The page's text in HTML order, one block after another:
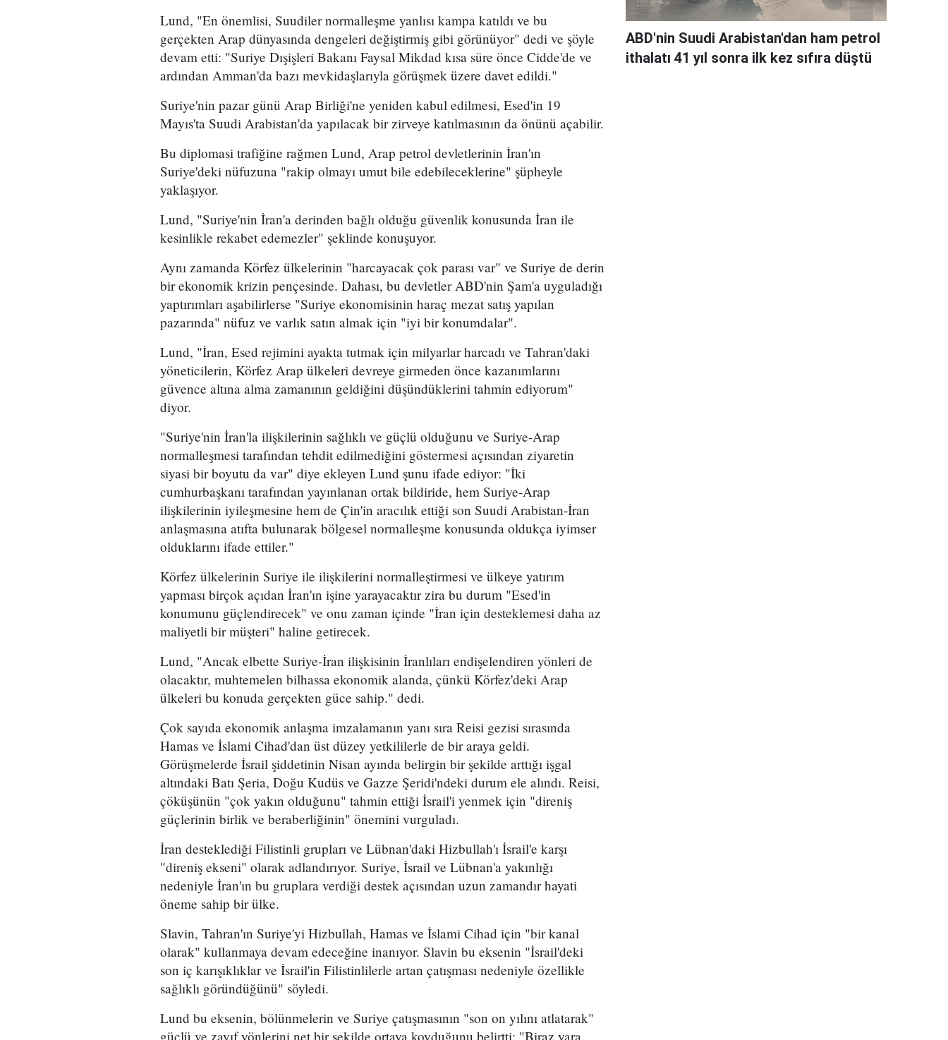
Lund, "En önemlisi, Suudiler normalleşme yanlısı kampa katıldı ve bu
gerçekten Arap dünyasında dengeleri değiştirmiş gibi görünüyor" dedi ve şöyle
devam etti: "Suriye Dışişleri Bakanı Faysal Mikdad kısa süre önce Cidde'de ve
ardından Amman'da bazı mevkidaşlarıyla görüşmek üzere davet edildi."
Suriye'nin pazar günü Arap Birliği'ne yeniden kabul edilmesi, Esed'in 19
Mayıs'ta Suudi Arabistan'da yapılacak bir zirveye katılmasının da önünü açabilir.
Bu diplomasi trafiğine rağmen Lund, Arap petrol devletlerinin İran'ın
Suriye'deki nüfuzuna "rakip olmayı umut bile edebileceklerine" şüpheyle
yaklaşıyor.
Lund, "Suriye'nin İran'a derinden bağlı olduğu güvenlik konusunda İran ile
kesinlikle rekabet edemezler" şeklinde konuşuyor.
Aynı zamanda Körfez ülkelerinin "harcayacak çok parası var" ve Suriye de derin
bir ekonomik krizin pençesinde. Dahası, bu devletler ABD'nin Şam'a uyguladığı
yaptırımları aşabilirlerse "Suriye ekonomisinin haraç mezat satış yapılan
pazarında" nüfuz ve varlık satın almak için "iyi bir konumdalar".
Lund, "İran, Esed rejimini ayakta tutmak için milyarlar harcadı ve Tahran'daki
yöneticilerin, Körfez Arap ülkeleri devreye girmeden önce kazanımlarını
güvence altına alma zamanının geldiğini düşündüklerini tahmin ediyorum"
diyor.
"Suriye'nin İran'la ilişkilerinin sağlıklı ve güçlü olduğunu ve Suriye-Arap
normalleşmesi tarafından tehdit edilmediğini göstermesi açısından ziyaretin
siyasi bir boyutu da var" diye ekleyen Lund şunu ifade ediyor: "İki
cumhurbaşkanı tarafından yayınlanan ortak bildiride, hem Suriye-Arap
ilişkilerinin iyileşmesine hem de Çin'in aracılık ettiği son Suudi Arabistan-İran
anlaşmasına atıfta bulunarak bölgesel normalleşme konusunda oldukça iyimser
olduklarını ifade ettiler."
Körfez ülkelerinin Suriye ile ilişkilerini normalleştirmesi ve ülkeye yatırım
yapması birçok açıdan İran'ın işine yarayacaktır zira bu durum "Esed'in
konumunu güçlendirecek" ve onu zaman içinde "İran için desteklemesi daha az
maliyetli bir müşteri" haline getirecek.
Lund, "Ancak elbette Suriye-İran ilişkisinin İranlıları endişelendiren yönleri de
olacaktır, muhtemelen bilhassa ekonomik alanda, çünkü Körfez'deki Arap
ülkeleri bu konuda gerçekten güce sahip." dedi.
Çok sayıda ekonomik anlaşma imzalamanın yanı sıra Reisi gezisi sırasında
Hamas ve İslami Cihad'dan üst düzey yetkililerle de bir araya geldi.
Görüşmelerde İsrail şiddetinin Nisan ayında belirgin bir şekilde arttığı işgal
altındaki Batı Şeria, Doğu Kudüs ve Gazze Şeridi'ndeki durum ele alındı. Reisi,
çöküşünün "çok yakın olduğunu" tahmin ettiği İsrail'i yenmek için "direniş
güçlerinin birlik ve beraberliğinin" önemini vurguladı.
İran desteklediği Filistinli grupları ve Lübnan'daki Hizbullah'ı İsrail'e karşı
"direniş ekseni" olarak adlandırıyor. Suriye, İsrail ve Lübnan'a yakınlığı
nedeniyle İran'ın bu gruplara verdiği destek açısından uzun zamandır hayati
öneme sahip bir ülke.
Slavin, Tahran'ın Suriye'yi Hizbullah, Hamas ve İslami Cihad için "bir kanal
olarak" kullanmaya devam edeceğine inanıyor. Slavin bu eksenin "İsrail'deki
son iç karışıklıklar ve İsrail'in Filistinlilerle artan çatışması nedeniyle özellikle
sağlıklı göründüğünü" söyledi.
Lund bu eksenin, bölünmelerin ve Suriye çatışmasının "son on yılını atlatarak"
güçlü ve zayıf yönlerini net bir şekilde ortaya koyduğunu belirtti: "Biraz yara
ABD'nin Suudi Arabistan'dan ham petrol
ithalatı 41 yıl sonra ilk kez sıfıra düştü